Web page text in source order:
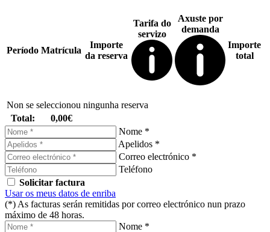
Período Matrícula
Importe
da reserva
Tarifa do
servizo
Axuste por
demanda
Importe
total
Non se seleccionou ningunha reserva
Total:
0,00€
Nome *
Apelidos *
Correo electrónico *
Teléfono
Solicitar factura
Usar os meus datos de enriba
(*) As facturas serán remitidas por correo electrónico nun prazo
máximo de 48 horas.
Nome *